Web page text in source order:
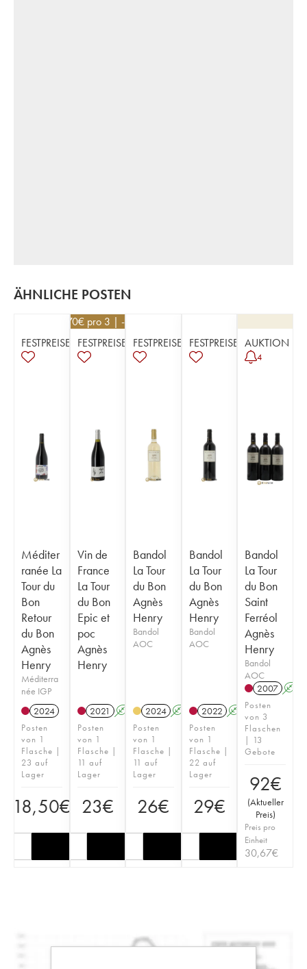
ÄHNLICHE POSTEN
FESTPREISE
Méditer
ranée La
Tour du
Bon
Retour
du Bon
Agnès
Henry
Méditerra
née IGP
2024
Posten
von 1
Flasche |
23 auf
Lager
18,50€
20,70€ pro 3 | -10%
FESTPREISE
Vin de
France
La Tour
du Bon
Epic et
poc
Agnès
Henry
2021 A K
Posten
von 1
Flasche |
11 auf
Lager
23€
FESTPREISE
Bandol
La Tour
du Bon
Agnès
Henry
Bandol
AOC
2024 A S
Posten
von 1
Flasche |
11 auf
Lager
26€
FESTPREISE
Bandol
La Tour
du Bon
Agnès
Henry
Bandol
AOC
2022 A S
Posten
von 1
Flasche |
22 auf
Lager
29€
AUKTION
4
Bandol
La Tour
du Bon
Saint
Ferréol
Agnès
Henry
Bandol
AOC
2007 A
Posten
von 3
Flaschen
| 13
Gebote
92€
(Aktueller
Preis)
Preis pro
Einheit
30,67€